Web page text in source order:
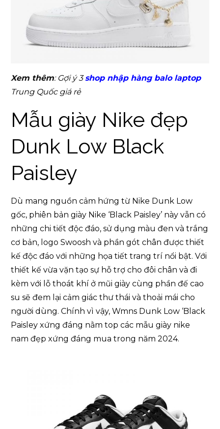
Xem thêm: Gợi ý 3shop nhập hàng balo laptop
Trung Quốc giá rẻ
Mẫu giày Nike đẹp
Dunk Low Black
Paisley
Dù mang nguồn cảm hứng từ Nike Dunk Low
gốc, phiên bản giày Nike ‘Black Paisley’ này vẫn có
những chi tiết độc đáo, sử dụng màu đen và trắng
cơ bản, logo Swoosh và phần gót chân được thiết
kế độc đáo với những họa tiết trang trí nổi bật. Với
thiết kế vừa vặn tạo sự hỗ trợ cho đôi chân và đi
kèm với lỗ thoát khí ở mũi giày cùng phần đế cao
su sẽ đem lại cảm giác thư thái và thoải mái cho
người dùng. Chính vì vậy, Wmns Dunk Low ‘Black
Paisley xứng đáng nằm top các mẫu giày nike
nam đẹp xứng đáng mua trong năm 2024.